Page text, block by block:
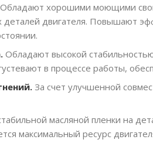
Обладают хорошими моющими
деталей двигателя. Повышают
Обладают высокой
в процессе работы,
За счет улучшенной
масляной пленки на
максимальный ресурс